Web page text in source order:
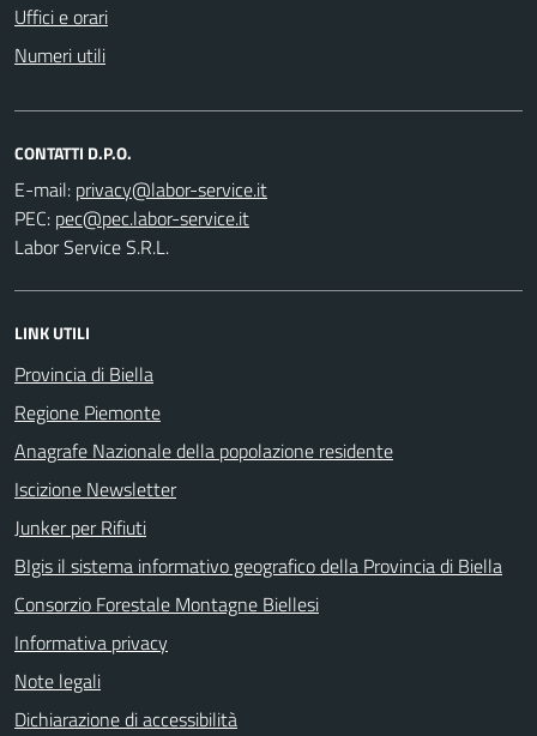
Uffici e orari
Numeri utili
CONTATTI D.P.O.
E-mail:
PEC:
Labor Service S.R.L.
LINK UTILI
Provincia di Biella
Regione Piemonte
Anagrafe Nazionale della popolazione residente
Iscizione Newsletter
Junker per Rifiuti
BIgis il sistema informativo geografico della Provincia di Biella
Consorzio Forestale Montagne Biellesi
Informativa privacy
Note legali
Dichiarazione di accessibilità